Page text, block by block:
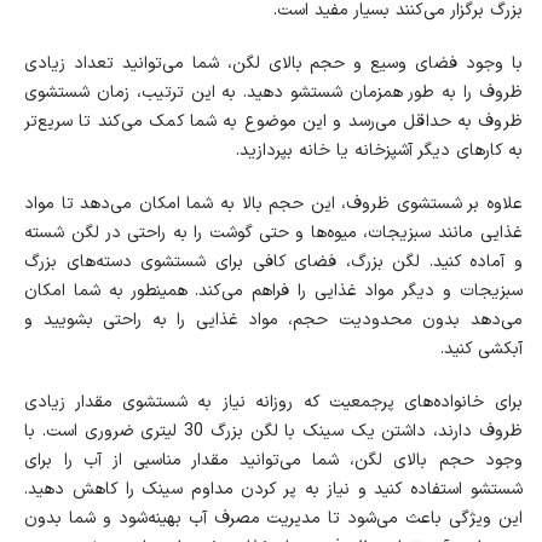
بزرگ برگزار می‌کنند بسیار مفید است.
با وجود فضای وسیع و حجم بالای لگن، شما می‌توانید تعداد زیادی
ظروف را به طور همزمان شستشو دهید. به این ترتیب، زمان شستشوی
ظروف به حداقل می‌رسد و این موضوع به شما کمک می‌کند تا سریع‌تر
به کارهای دیگر آشپزخانه یا خانه بپردازید.
علاوه بر شستشوی ظروف، این حجم بالا به شما امکان می‌دهد تا مواد
غذایی مانند سبزیجات، میوه‌ها و حتی گوشت را به راحتی در لگن شسته
و آماده کنید. لگن بزرگ، فضای کافی برای شستشوی دسته‌های بزرگ
سبزیجات و دیگر مواد غذایی را فراهم می‌کند. همینطور به شما امکان
می‌دهد بدون محدودیت حجم، مواد غذایی را به راحتی بشویید و
آبکشی کنید.
برای خانواده‌های پرجمعیت که روزانه نیاز به شستشوی مقدار زیادی
ظروف دارند، داشتن یک سینک با لگن بزرگ 30 لیتری ضروری است. با
وجود حجم بالای لگن، شما می‌توانید مقدار مناسبی از آب را برای
شستشو استفاده کنید و نیاز به پر کردن مداوم سینک را کاهش دهید.
این ویژگی باعث می‌شود تا مدیریت مصرف آب بهینه‌شود و شما بدون